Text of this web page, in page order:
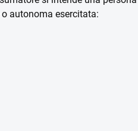
autonoma esercitata: